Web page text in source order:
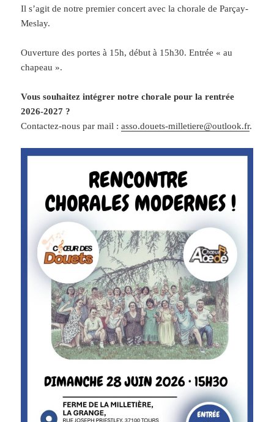
Il s’agit de notre premier concert avec la chorale de Parçay-
Meslay.
Ouverture des portes à 15h, début à 15h30. Entrée « au
chapeau ».
Vous souhaitez intégrer notre chorale pour la rentrée
2026-2027 ?
Contactez-nous par mail :asso.douets-milletiere@outlook.fr.